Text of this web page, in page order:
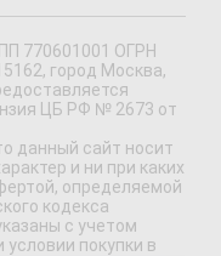
770601001 ОГРН
город Москва,
ЦБ РФ № 2673 от
данный сайт носит
и ни при каких
определяемой
кодекса
с учетом
покупки в